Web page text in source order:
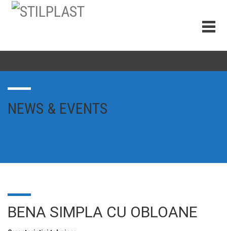
NEWS & EVENTS
BENA SIMPLA CU OBLOANE